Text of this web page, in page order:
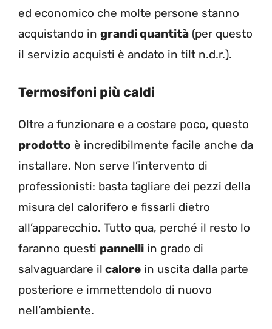
ed economico che molte persone stanno
acquistando in grandi quantità (per questo
il servizio acquisti è andato in tilt n.d.r.).
Termosifoni più caldi
Oltre a funzionare e a costare poco, questo
prodotto è incredibilmente facile anche da
installare. Non serve l’intervento di
professionisti: basta tagliare dei pezzi della
misura del calorifero e fissarli dietro
all’apparecchio. Tutto qua, perché il resto lo
faranno questi pannelli in grado di
salvaguardare il calore in uscita dalla parte
posteriore e immettendolo di nuovo
nell’ambiente.